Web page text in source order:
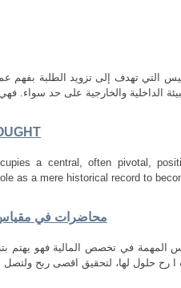
التي تهدف إلى تزويد الطلبة
a central, often pivotal,
as a mere historical record to
محاضرات في
المهمة في تخصص المالية فهو